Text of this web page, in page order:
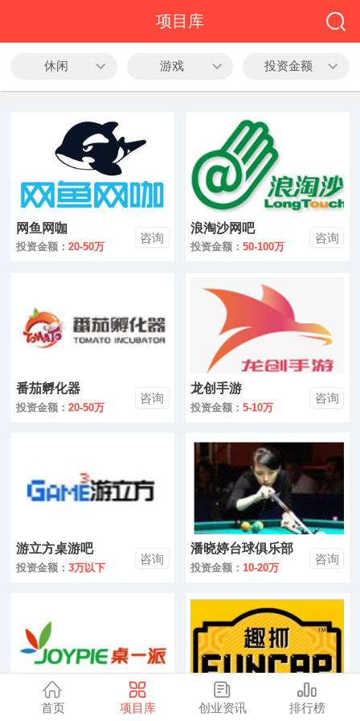
项目库
休闲 游戏 投资金额
网鱼网咖
投资金额： 20-50万
咨询
浪淘沙网吧
投资金额：50-100万
咨询
番茄孵化器
投资金额： 20-50万
咨询
龙创手游
投资金额：5-10万
咨询
游立方桌游吧
投资金额： 3万以下
咨询
潘晓婷台球俱乐部
投资金额：10-20万
咨询
卓一派 趣抓公仔
首页 项目库 创业资讯 排行榜
教育
家居
酒水饮品
医药
美容
金融